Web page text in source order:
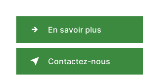
En savoir plus
Contactez-nous